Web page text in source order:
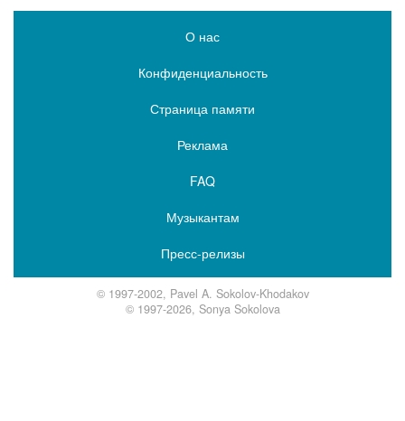
О нас
Конфиденциальность
Страница памяти
Реклама
FAQ
Музыкантам
Пресс-релизы
© 1997-2002, Pavel A. Sokolov-Khodakov
© 1997-2026, Sonya Sokolova